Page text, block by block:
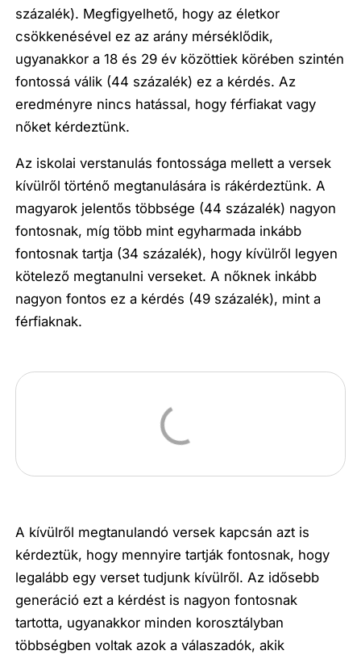
százalék). Megfigyelhető, hogy az életkor
csökkenésével ez az arány mérséklődik,
ugyanakkor a 18 és 29 év közöttiek körében szintén
fontossá válik (44 százalék) ez a kérdés. Az
eredményre nincs hatással, hogy férfiakat vagy
nőket kérdeztünk.
Az iskolai verstanulás fontossága mellett a versek
kívülről történő megtanulására is rákérdeztünk. A
magyarok jelentős többsége (44 százalék) nagyon
fontosnak, míg több mint egyharmada inkább
fontosnak tartja (34 százalék), hogy kívülről legyen
kötelező megtanulni verseket. A nőknek inkább
nagyon fontos ez a kérdés (49 százalék), mint a
férfiaknak.
A kívülről megtanulandó versek kapcsán azt is
kérdeztük, hogy mennyire tartják fontosnak, hogy
legalább egy verset tudjunk kívülről. Az idősebb
generáció ezt a kérdést is nagyon fontosnak
tartotta, ugyanakkor minden korosztályban
többségben voltak azok a válaszadók, akik